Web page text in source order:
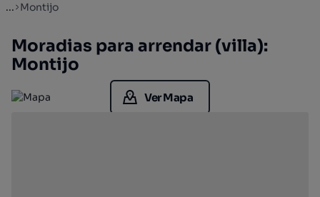
... Montijo
Moradias para arrendar (villa):
Montijo
Ver Mapa